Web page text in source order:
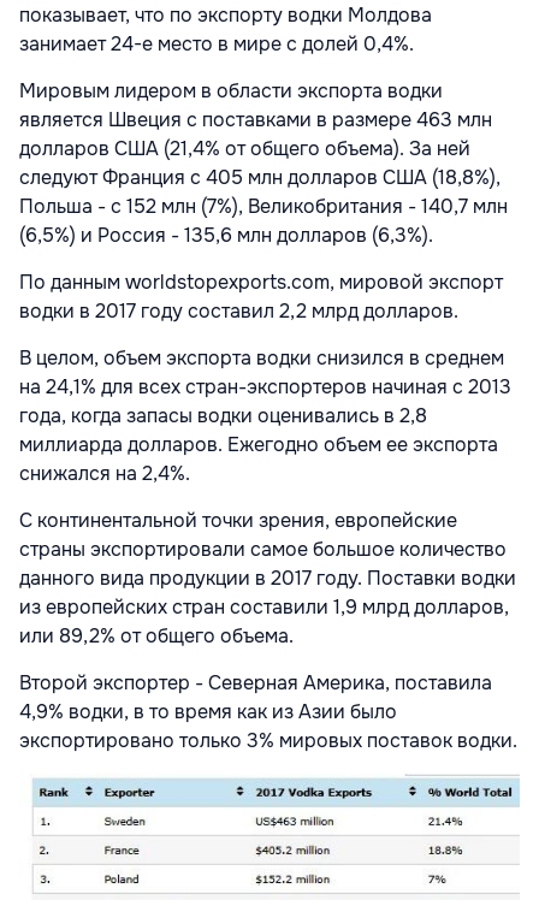
показывает, что по экспорту водки Молдова
занимает 24-е место в мире с долей 0,4%.
Мировым лидером в области экспорта водки
является Швеция с поставками в размере 463 млн
долларов США (21,4% от общего объема). За ней
следуют Франция с 405 млн долларов США (18,8%),
Польша - с 152 млн (7%), Великобритания - 140,7 млн
(6,5%) и Россия - 135,6 млн долларов (6,3%).
По данным worldstopexports.com, мировой экспорт
водки в 2017 году составил 2,2 млрд долларов.
В целом, объем экспорта водки снизился в среднем
на 24,1% для всех стран-экспортеров начиная с 2013
года, когда запасы водки оценивались в 2,8
миллиарда долларов. Ежегодно объем ее экспорта
снижался на 2,4%.
С континентальной точки зрения, европейские
страны экспортировали самое большое количество
данного вида продукции в 2017 году. Поставки водки
из европейских стран составили 1,9 млрд долларов,
или 89,2% от общего объема.
Второй экспортер - Северная Америка, поставила
4,9% водки, в то время как из Азии было
экспортировано только 3% мировых поставок водки.